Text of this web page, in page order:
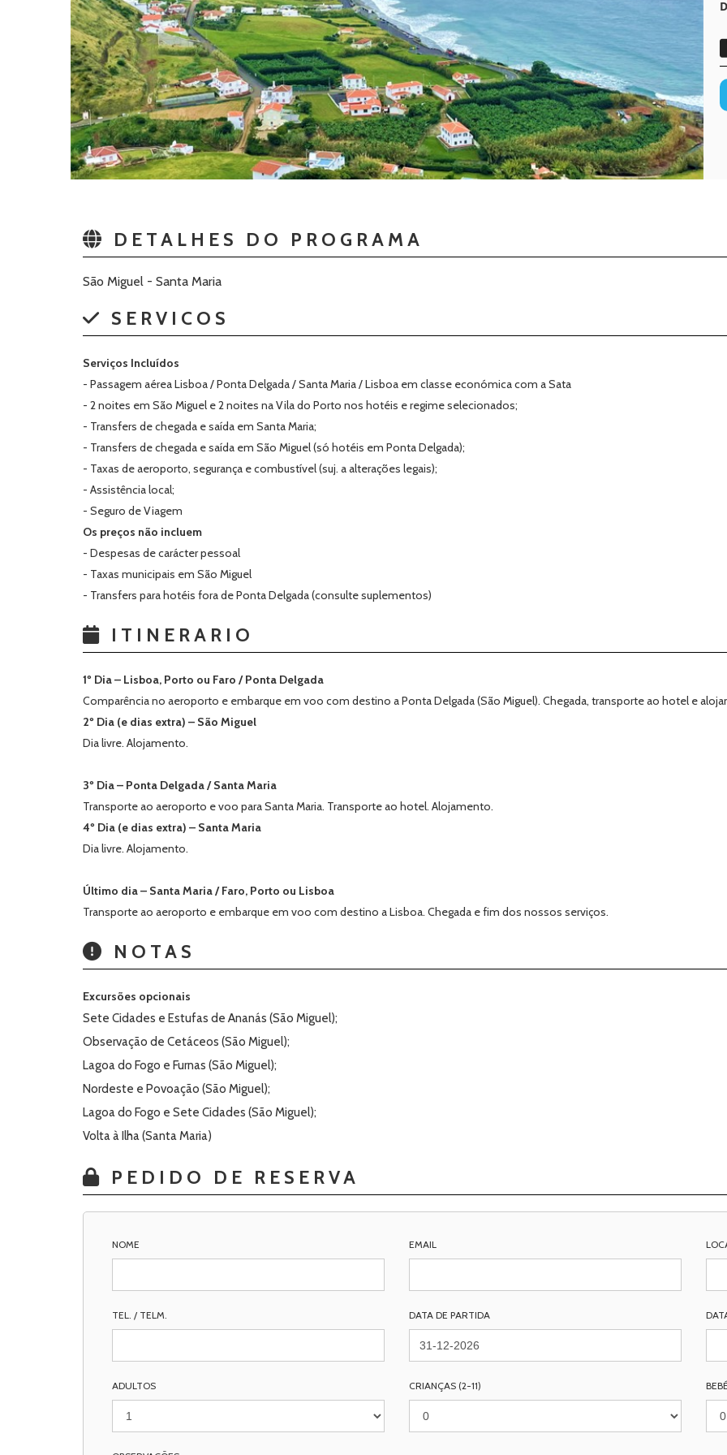
DETALHES DO PROGRAMA
São Miguel - Santa Maria
SERVICOS
Serviços Incluídos
- Passagem aérea Lisboa / Ponta Delgada / Santa Maria / Lisboa em classe económica com a Sata
- 2 noites em São Miguel e 2 noites na Vila do Porto nos hotéis e regime selecionados;
- Transfers de chegada e saída em Santa Maria;
- Transfers de chegada e saída em São Miguel (só hotéis em Ponta Delgada);
- Taxas de aeroporto, segurança e combustível (suj. a alterações legais);
- Assistência local;
- Seguro de Viagem
Os preços não incluem
- Despesas de carácter pessoal
- Taxas municipais em São Miguel
- Transfers para hotéis fora de Ponta Delgada (consulte suplementos)
ITINERARIO
1º Dia – Lisboa, Porto ou Faro / Ponta Delgada
Comparência no aeroporto e embarque em voo com destino a Ponta Delgada (São Miguel). Chegada, transporte ao hotel e
2º Dia (e dias extra) – São Miguel
Dia livre. Alojamento.
3º Dia – Ponta Delgada / Santa Maria
Transporte ao aeroporto e voo para Santa Maria. Transporte ao hotel. Alojamento.
4º Dia (e dias extra) – Santa Maria
Dia livre. Alojamento.
Último dia – Santa Maria / Faro, Porto ou Lisboa
Transporte ao aeroporto e embarque em voo com destino a Lisboa. Chegada e fim dos nossos serviços.
NOTAS
Excursões opcionais
Sete Cidades e Estufas de Ananás (São Miguel);
Observação de Cetáceos (São Miguel);
Lagoa do Fogo e Furnas (São Miguel);
Nordeste e Povoação (São Miguel);
Lagoa do Fogo e Sete Cidades (São Miguel);
Volta à Ilha (Santa Maria)
PEDIDO DE RESERVA
NOME EMAIL
TEL. / TELM. DATA DE PARTIDA
ADULTOS CRIANÇAS (2-11)